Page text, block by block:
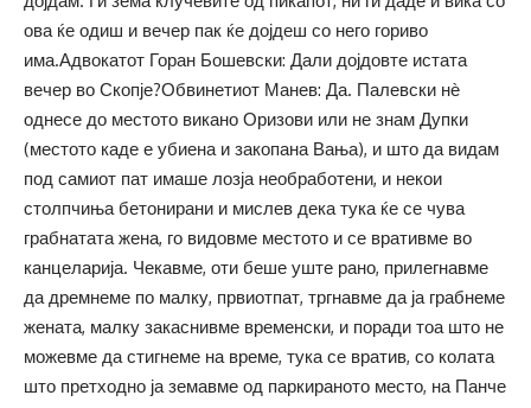
ова ќе одиш и вечер пак ќе дојдеш со него гориво
има.Адвокатот Горан Бошевски: Дали дојдовте истата
вечер во Скопје?Обвинетиот Манев: Да. Палевски нѐ
однесе до местото викано Оризови или не знам Дупки
(местото каде е убиена и закопана Вања), и што да видам
под самиот пат имаше лозја необработени, и некои
столпчиња бетонирани и мислев дека тука ќе се чува
грабнатата жена, го видовме местото и се вративме во
канцеларија. Чекавме, оти беше уште рано, прилегнавме
да дремнеме по малку, првиотпат, тргнавме да ја грабнеме
жената, малку закаснивме временски, и поради тоа што не
можевме да стигнеме на време, тука се вратив, со колата
што претходно ја земавме од паркираното место, на Панче